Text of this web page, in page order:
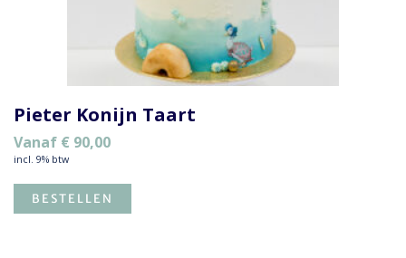
Pieter Konijn Taart
Vanaf € 90,00
incl. 9% btw
BESTELLEN